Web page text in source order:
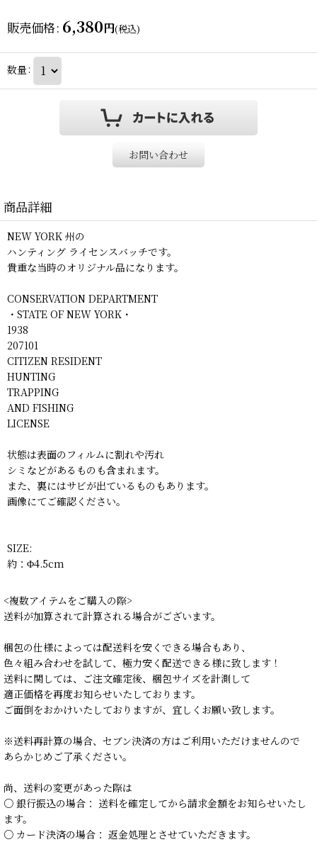
販売価格: 6,380円(税込)
数量:
お問い合わせ
商品詳細
NEW YORK 州の
ハンティング ライセンスバッチです。
貴重な当時のオリジナル品になります。
CONSERVATION DEPARTMENT
・STATE OF NEW YORK・
1938
207101
CITIZEN RESIDENT
HUNTING
TRAPPING
AND FISHING
LICENSE
状態は表面のフィルムに割れや汚れ
シミなどがあるものも含まれます。
また、裏にはサビが出ているものもあります。
画像にてご確認ください。
SIZE:
約：Φ4.5cm
<複数アイテムをご購入の際>
送料が加算されて計算される場合がございます。
梱包の仕様によっては配送料を安くできる場合もあり、
色々組み合わせを試して、極力安く配送できる様に致します！
送料に関しては、ご注文確定後、梱包サイズを計測して
適正価格を再度お知らせいたしております。
ご面倒をおかけいたしておりますが、宜しくお願い致します。
※送料再計算の場合、セブン決済の方はご利用いただけませんので
あらかじめご了承ください。
尚、送料の変更があった際は
○ 銀行振込の場合： 送料を確定してから請求金額をお知らせいたし
ます。
○ カード決済の場合： 返金処理とさせていただきます。